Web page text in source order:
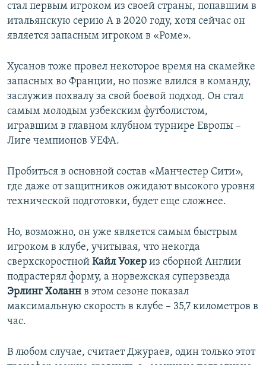
стал первым игроком из своей страны, попавшим в
итальянскую серию А в 2020 году, хотя сейчас он
является запасным игроком в «Роме».
Хусанов тоже провел некоторое время на скамейке
запасных во Франции, но позже влился в команду,
заслужив похвалу за свой боевой подход. Он стал
самым молодым узбекским футболистом,
игравшим в главном клубном турнире Европы –
Лиге чемпионов УЕФА.
Пробиться в основной состав «Манчестер Сити»,
где даже от защитников ожидают высокого уровня
технической подготовки, будет еще сложнее.
Но, возможно, он уже является самым быстрым
игроком в клубе, учитывая, что некогда
сверхскоростной Кайл Уокер из сборной Англии
подрастерял форму, а норвежская суперзвезда
Эрлинг Холанн в этом сезоне показал
максимальную скорость в клубе – 35,7 километров в
час.
В любом случае, считает Джураев, один только этот